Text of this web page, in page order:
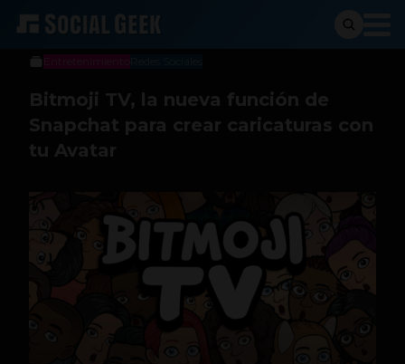
Jeniffer Espinosa
30 de enero de 2020
Bitmoji TV, la nueva función de
Snapchat para crear caricaturas con
tu Avatar